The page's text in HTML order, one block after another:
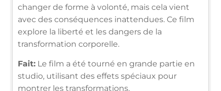
changer de forme à volonté, mais cela vient
avec des conséquences inattendues. Ce film
explore la liberté et les dangers de la
transformation corporelle.
Fait: Le film a été tourné en grande partie en
studio, utilisant des effets spéciaux pour
montrer les transformations.